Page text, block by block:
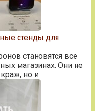
стенды для
становятся все
магазинах. Они не
но и